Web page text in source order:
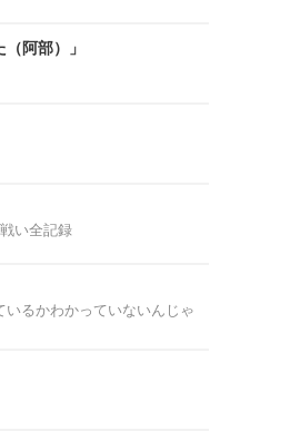
阿部）」
い全記録
るかわかっていないんじゃ